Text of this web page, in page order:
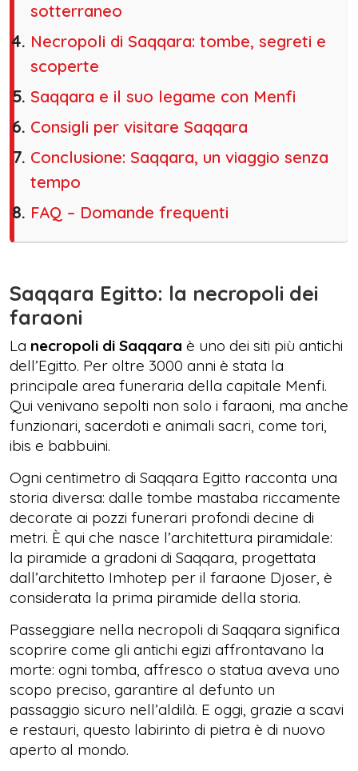
sotterraneo
Necropoli di Saqqara: tombe, segreti e
scoperte
Saqqara e il suo legame con Menfi
Consigli per visitare Saqqara
Conclusione: Saqqara, un viaggio senza
tempo
FAQ – Domande frequenti
Saqqara Egitto: la necropoli dei
faraoni
La necropoli di Saqqara è uno dei siti più antichi
dell’Egitto. Per oltre 3000 anni è stata la
principale area funeraria della capitale Menfi.
Qui venivano sepolti non solo i faraoni, ma anche
funzionari, sacerdoti e animali sacri, come tori,
ibis e babbuini.
Ogni centimetro di Saqqara Egitto racconta una
storia diversa: dalle tombe mastaba riccamente
decorate ai pozzi funerari profondi decine di
metri. È qui che nasce l’architettura piramidale:
la piramide a gradoni di Saqqara, progettata
dall’architetto Imhotep per il faraone Djoser, è
considerata la prima piramide della storia.
Passeggiare nella necropoli di Saqqara significa
scoprire come gli antichi egizi affrontavano la
morte: ogni tomba, affresco o statua aveva uno
scopo preciso, garantire al defunto un
passaggio sicuro nell’aldilà. E oggi, grazie a scavi
e restauri, questo labirinto di pietra è di nuovo
aperto al mondo.